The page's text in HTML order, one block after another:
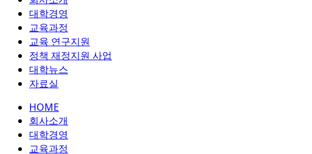
대학경영
교육과정
교육 연구지원
정책 재정지원 사업
대학뉴스
자료실
HOME
회사소개
대학경영
교육과정